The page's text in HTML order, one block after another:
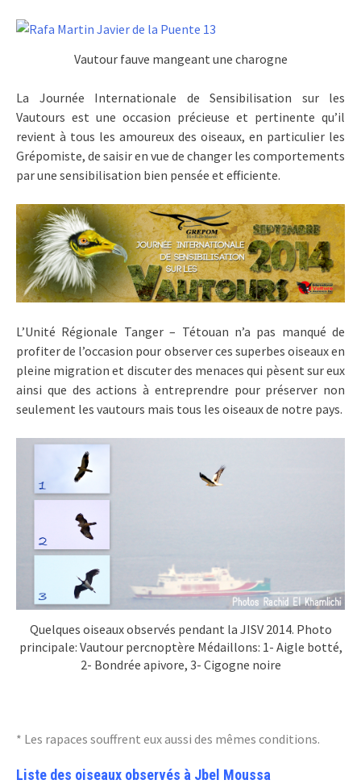
Vautour fauve mangeant une charogne
La Journée Internationale de Sensibilisation sur les
Vautours est une occasion précieuse et pertinente qu’il
revient à tous les amoureux des oiseaux, en particulier les
Grépomiste, de saisir en vue de changer les comportements
par une sensibilisation bien pensée et efficiente.
L’Unité Régionale Tanger – Tétouan n’a pas manqué de
profiter de l’occasion pour observer ces superbes oiseaux en
pleine migration et discuter des menaces qui pèsent sur eux
ainsi que des actions à entreprendre pour préserver non
seulement les vautours mais tous les oiseaux de notre pays.
Quelques oiseaux observés pendant la JISV 2014. Photo
principale: Vautour percnoptère Médaillons: 1- Aigle botté,
2- Bondrée apivore, 3- Cigogne noire
* Les rapaces souffrent eux aussi des mêmes conditions.
Liste des oiseaux observés à Jbel Moussa